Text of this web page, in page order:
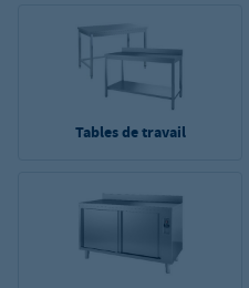
Tables de travail